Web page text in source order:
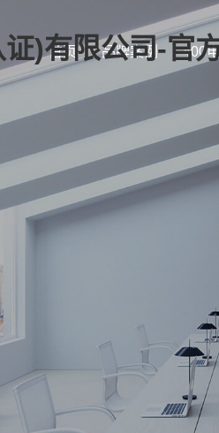
)有限公司-官
首页 品牌案例 400